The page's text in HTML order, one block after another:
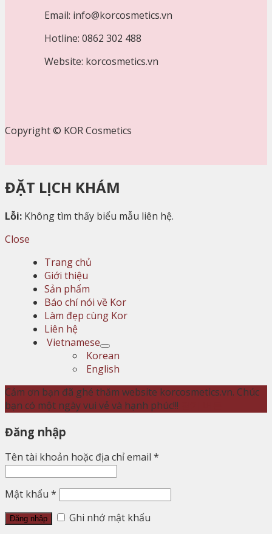
Email: info@korcosmetics.vn
Hotline: 0862 302 488
Website: korcosmetics.vn
Copyright © KOR Cosmetics
ĐẶT LỊCH KHÁM
Lỗi: Không tìm thấy biểu mẫu liên hệ.
Close
Trang chủ
Giới thiệu
Sản phẩm
Báo chí nói về Kor
Làm đẹp cùng Kor
Liên hệ
Vietnamese
Korean
English
Cảm ơn bạn đã ghé thăm website korcosmetics.vn. Chúc
bạn có một ngày vui vẻ và hạnh phúc!!!
Đăng nhập
Tên tài khoản hoặc địa chỉ email *
Mật khẩu *
Đăng nhập
Ghi nhớ mật khẩu